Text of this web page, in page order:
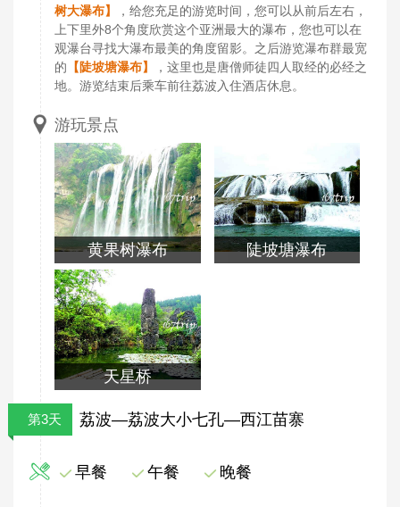
树大瀑布】
，给您充足的游览时间，您可以从前后左右，
上下里外8个角度欣赏这个亚洲最大的瀑布，您也可以在
观瀑台寻找大瀑布最美的角度留影。之后游览瀑布群最宽
的 【陡坡塘瀑布】
，这里也是唐僧师徒四人取经的必经之
地。游览结束后乘车前往荔波入住酒店休息。
游玩景点
黄果树瀑布 陡坡塘瀑布
天星桥
第3天 荔波—荔波大小七孔—西江苗寨
早餐 午餐 晚餐